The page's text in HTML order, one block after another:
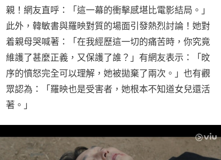
親！網友直呼：「這一幕的衝擊感堪比電影結局。」
此外，韓敏書與羅映對質的場面引發熱烈討論！她對
着親母哭喊著：「在我經歷這一切的痛苦時，你究竟
維護了甚麼正義，又保護了誰？」有網友表示：「旼
序的憤怒完全可以理解，她被拋棄了兩次。」也有觀
眾認為：「羅映也是受害者，她根本不知道女兒還活
著。」